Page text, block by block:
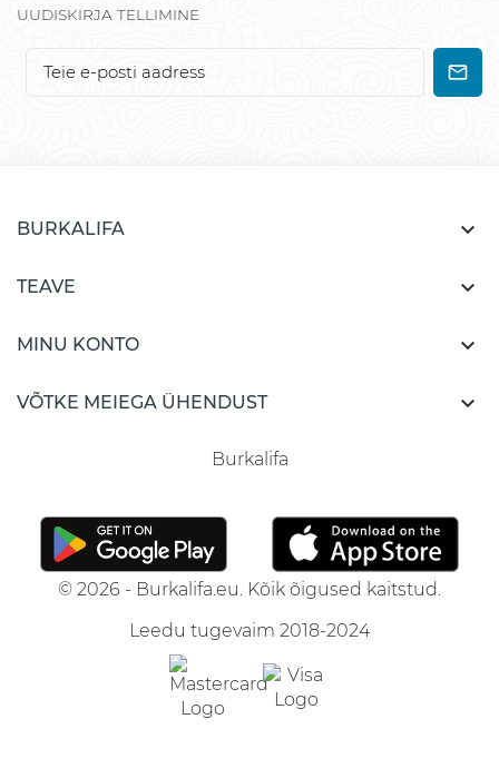
UUDISKIRJA TELLIMINE
BURKALIFA 
TEAVE 
MINU KONTO 
VÕTKE MEIEGA ÜHENDUST 
Burkalifa
© 2026 - Burkalifa.eu. Kõik õigused kaitstud.
Leedu tugevaim 2018-2024